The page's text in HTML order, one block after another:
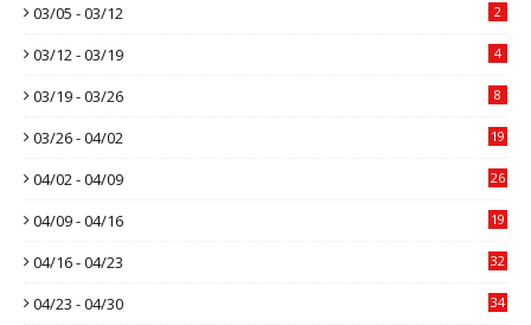
03/05 - 03/12 2
03/12 - 03/19 4
03/19 - 03/26 8
03/26 - 04/02 19
04/02 - 04/09 26
04/09 - 04/16 19
04/16 - 04/23 32
04/23 - 04/30 34